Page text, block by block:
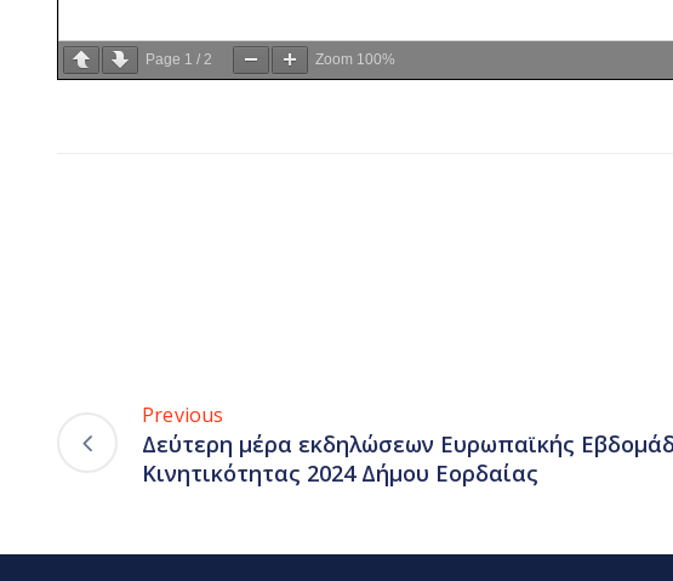
Page 1 / 2 Zoom 100%
Previous
Δεύτερη μέρα εκδηλώσεων Ευρωπαϊκής
Κινητικότητας 2024 Δήμου Εορδαίας